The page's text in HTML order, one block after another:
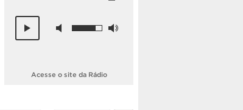
Acesse o site da Rádio